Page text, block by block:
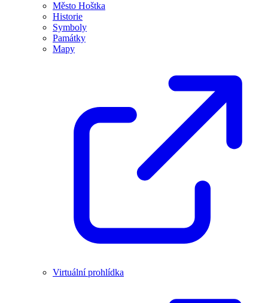
Město Hoštka
Historie
Symboly
Památky
Mapy
Virtuální prohlídka